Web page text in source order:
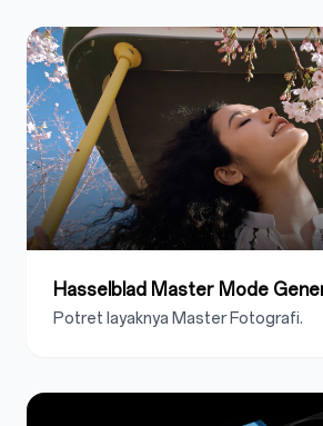
Hasselblad Master Mode
Potret layaknya Master Fotografi.